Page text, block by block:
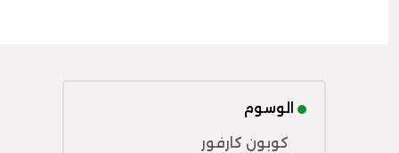
الوسوم
كوبون كارفور